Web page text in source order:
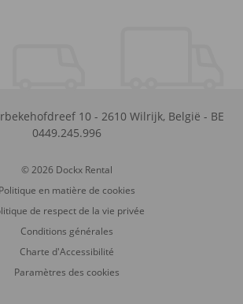
10 - 2610 Wilrijk, België - BE
0449.245.996
© 2026 Dockx Rental
Politique en matière de cookies
de respect de la vie privée
Conditions générales
Charte d'Accessibilité
Paramètres des cookies